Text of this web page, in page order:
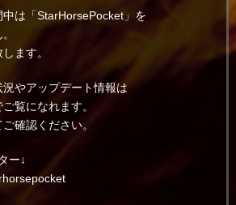
中は「StarHorsePocket」を
ます。
やアップデート情報は
覧になれます。
確認ください。
ー↓